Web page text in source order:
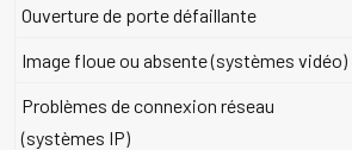
Ouverture de porte défaillante
Image floue ou absente (systèmes vidéo)
Problèmes de connexion réseau
(systèmes IP)